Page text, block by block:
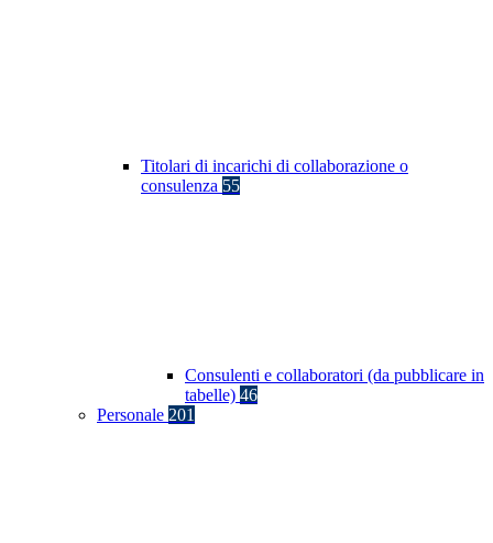
Titolari di incarichi di collaborazione o
consulenza 55
Consulenti e collaboratori (da pubblicare in
tabelle) 46
Personale 201